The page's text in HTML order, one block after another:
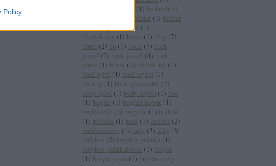
Policy ( 1 ) biokontroll
bióüzlet ( 1 ) bírálat
(1) bírság (2) birtok ( 1 )
bivalykorty ( 1 ) blanc ( 1 ) blog (7)
blues (2) bo ( 1 ) bock (7) bock
jozsef (2) bock józsef (4) bock
pince ( 1 ) bócsa ( 1 ) bódító ital ( 1 )
bódi sylvi ( 1 ) bodi szylvi ( 1 )
bodrog ( 1 ) bodrogkeresztúr (4)
bódy sylvi ( 1 ) bódy szylvi ( 1 ) boe
( 1 ) boglár ( 1 ) boglári napok ( 1 )
boglárlelle ( 1 ) bogyólé ( 1 ) böjtelő
( 1 ) bölcske ( 1 ) bólé ( 1 ) bolfalu (2)
böllérverseny ( 1 ) boly (3) bóly (3)
bolyhos (2) bolyhos pálinka ( 1 )
bolyhos pálinkafőzde ( 1 ) bolyki
( 1 ) bolyki jános ( 1 ) bomarketing